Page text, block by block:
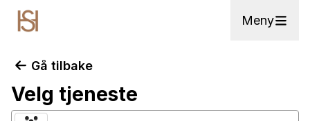
Meny
Gå tilbake
Velg tjeneste